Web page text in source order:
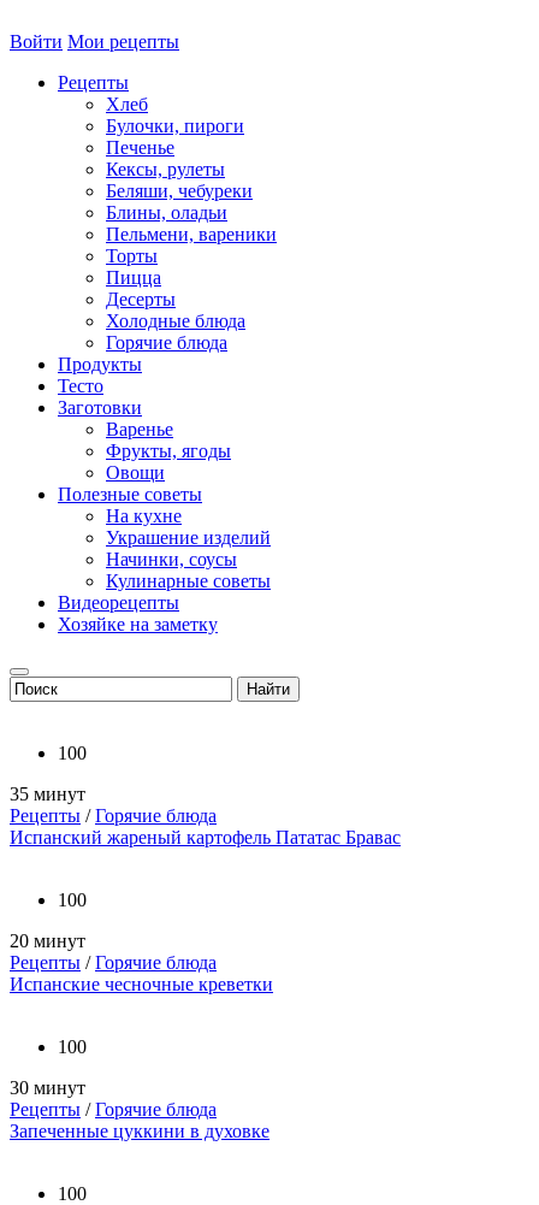
Войти Мои рецепты
Рецепты
Хлеб
Булочки, пироги
Печенье
Кексы, рулеты
Беляши, чебуреки
Блины, оладьи
Пельмени, вареники
Торты
Пицца
Десерты
Холодные блюда
Горячие блюда
Продукты
Тесто
Заготовки
Варенье
Фрукты, ягоды
Овощи
Полезные советы
На кухне
Украшение изделий
Начинки, соусы
Кулинарные советы
Видеорецепты
Хозяйке на заметку
100
35 минут
Рецепты /Горячие блюда
Испанский жареный картофель Пататас Бравас
100
20 минут
Рецепты /Горячие блюда
Испанские чесночные креветки
100
30 минут
Рецепты /Горячие блюда
Запеченные цуккини в духовке
100